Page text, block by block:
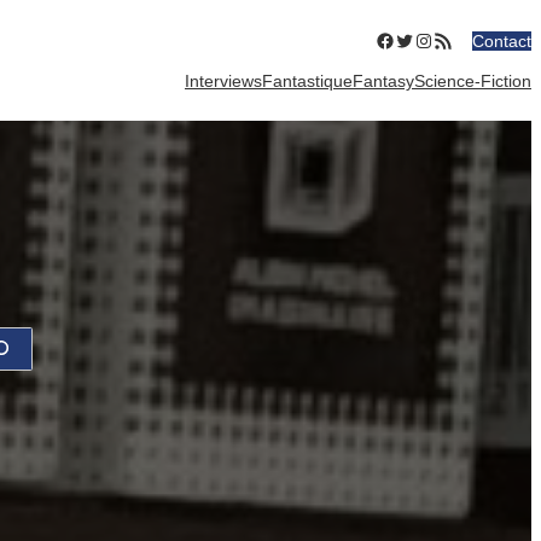
Facebook
Twitter
Instagram
Flux RSSContact
InterviewsFantastiqueFantasyScience-Fiction